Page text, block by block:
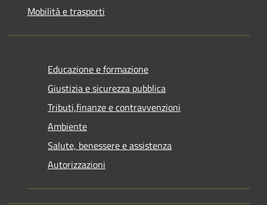
Mobilità e trasporti
Educazione e formazione
Giustizia e sicurezza pubblica
Tributi,finanze e contravvenzioni
Ambiente
Salute, benessere e assistenza
Autorizzazioni